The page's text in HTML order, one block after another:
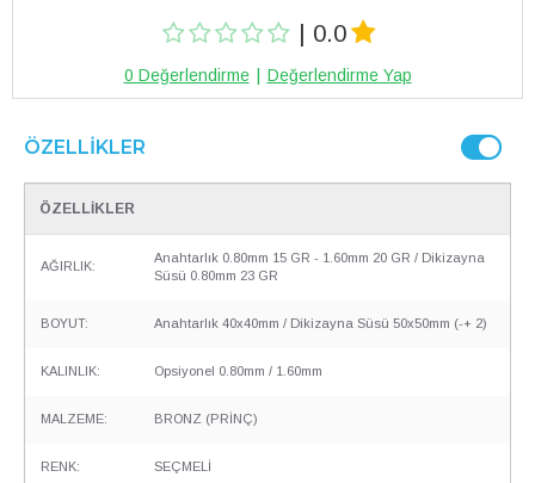
| 0.0
0 Değerlendirme Değerlendirme Yap
ÖZELLIKLER
ÖZELLİKLER
AĞIRLIK:
Anahtarlık 0.80mm 15 GR - 1.60mm 20 GR / Dikizayna
Süsü 0.80mm 23 GR
BOYUT: Anahtarlık 40x40mm / Dikizayna Süsü 50x50mm (-+ 2)
KALINLIK: Opsiyonel 0.80mm / 1.60mm
MALZEME: BRONZ (PRİNÇ)
RENK: SEÇMELİ